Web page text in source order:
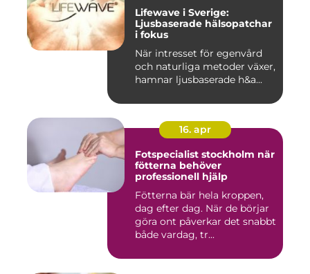
Lifewave i Sverige:
Ljusbaserade hälsopatchar
i fokus
När intresset för egenvård
och naturliga metoder växer,
hamnar ljusbaserade h&a...
16. apr
Fotspecialist stockholm när
fötterna behöver
professionell hjälp
Fötterna bär hela kroppen,
dag efter dag. När de börjar
göra ont påverkar det snabbt
både vardag, tr...